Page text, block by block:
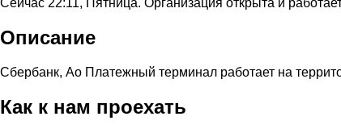
Сейчас 22:11, Пятница. Организация открыта и
Описание
Сбербанк, Ао Платежный терминал работает на
Как к нам проехать